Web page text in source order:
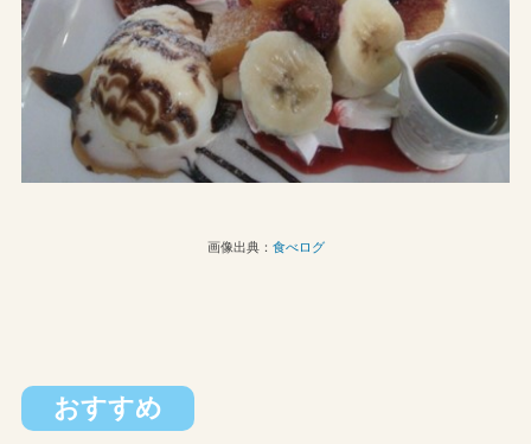
画像出典： 食べログ
おすすめ